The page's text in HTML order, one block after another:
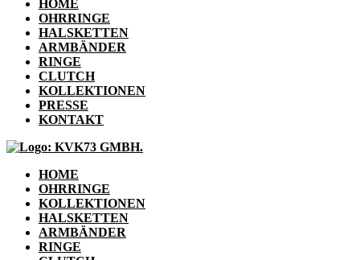
HOME
OHRRINGE
HALSKETTEN
ARMBÄNDER
RINGE
CLUTCH
KOLLEKTIONEN
PRESSE
KONTAKT
HOME
OHRRINGE
KOLLEKTIONEN
HALSKETTEN
ARMBÄNDER
RINGE